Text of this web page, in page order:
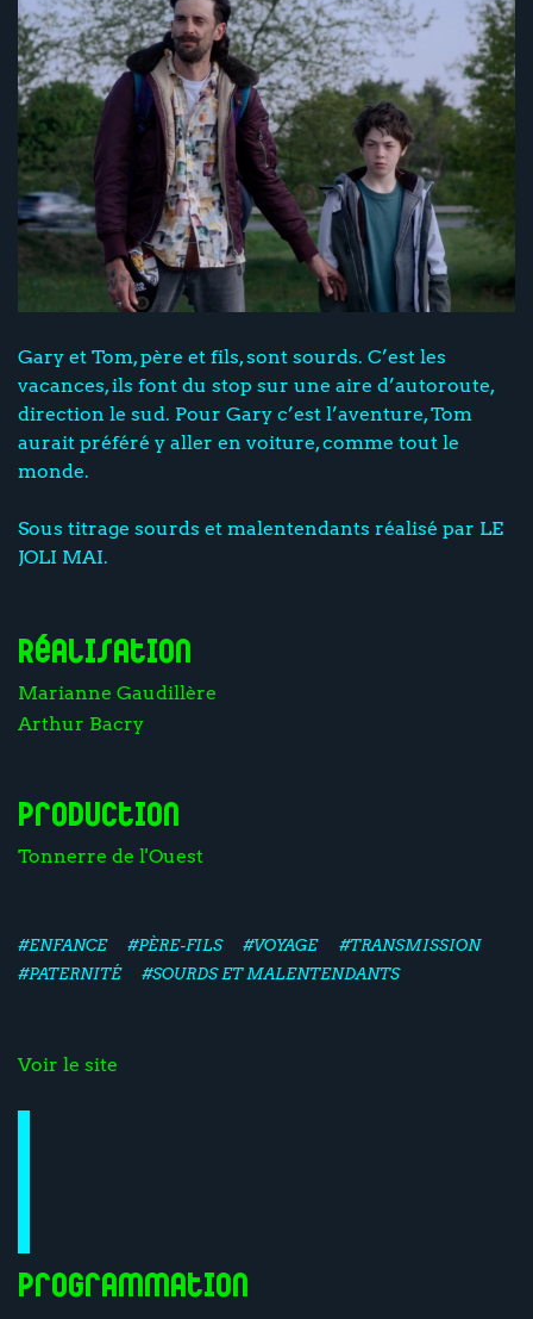
Gary et Tom, père et fils, sont sourds. C’est les
vacances, ils font du stop sur une aire d’autoroute,
direction le sud. Pour Gary c’est l’aventure, Tom
aurait préféré y aller en voiture, comme tout le
monde.
Sous titrage sourds et malentendants réalisé par LE
JOLI MAI.
Réalisation
Marianne Gaudillère
Arthur Bacry
Production
Tonnerre de l'Ouest
#ENFANCE #PÈRE-FILS #VOYAGE
#TRANSMISSION
#PATERNITÉ
#SOURDS ET MALENTENDANTS
Voir le site
Programmation